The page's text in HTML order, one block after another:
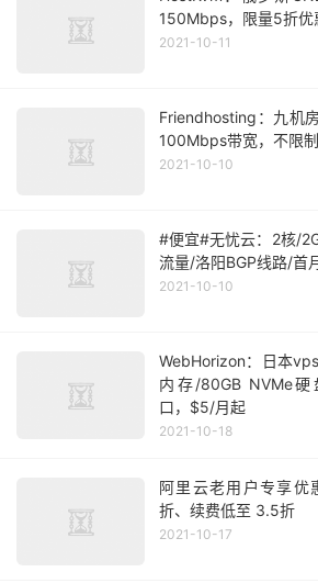
150Mbps，限量5折
2021-10-11
Friendhosting：九机
100Mbps带宽，不限
2021-10-10
#便宜#无忧云：2核/
流量/洛阳BGP线路/首
2021-10-10
WebHorizon：日本
内存/80GB NVMe
口，$5/月起
2021-10-18
阿里云老用户专享优
折、续费低至 3.5折
2021-10-17